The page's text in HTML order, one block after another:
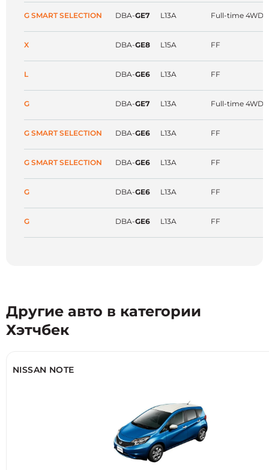
G SMART SELECTION DBA-GE7 L13A Full-time 4WD
X DBA-GE8 L15A FF
L DBA-GE6 L13A FF
G DBA-GE7 L13A Full-time 4WD
G SMART SELECTION DBA-GE6 L13A FF
G SMART SELECTION DBA-GE6 L13A FF
G DBA-GE6 L13A FF
G DBA-GE6 L13A FF
Другие авто в категории
Хэтчбек
NISSAN NOTE